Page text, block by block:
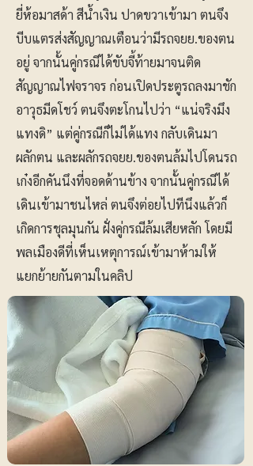
ยี่ห้อมาสด้า สีน้ำเงิน ปาดขวาเข้ามา ตนจึง
บีบแตรส่งสัญญาณเตือนว่ามีรถจยย.ของตน
อยู่ จากนั้นคู่กรณีได้ขับจี้ท้ายมาจนติด
สัญญาณไฟจราจร ก่อนเปิดประตูรถลงมาชัก
อาวุธมีดโชว์ ตนจึงตะโกนไปว่า “แน่จริงมึง
แทงดิ” แต่คู่กรณีก็ไม่ได้แทง กลับเดินมา
ผลักตน และผลักรถจยย.ของตนล้มไปโดนรถ
เก๋งอีกคันนึงที่จอดด้านข้าง จากนั้นคู่กรณีได้
เดินเข้ามาชนไหล่ ตนจึงต่อยไปทีนึงแล้วก็
เกิดการชุลมุนกัน ฝั่งคู่กรณีล้มเสียหลัก โดยมี
พลเมืองดีที่เห็นเหตุการณ์เข้ามาห้ามให้
แยกย้ายกันตามในคลิป